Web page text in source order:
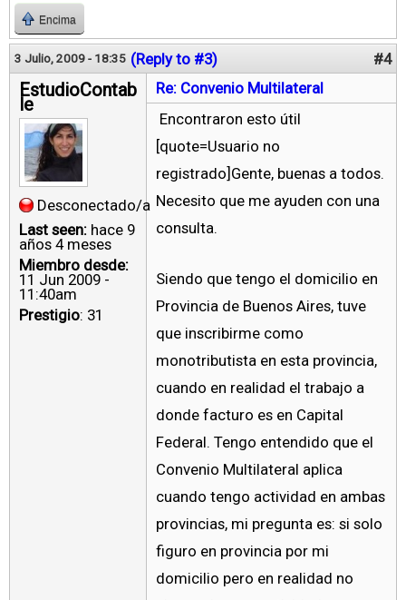
Encima
3 Julio, 2009 - 18:35 (Reply to #3) #4
EstudioContab
le
Desconectado/a
Last seen: hace 9
años 4 meses
Miembro desde:
11 Jun 2009 -
11:40am
Prestigio: 31
Re: Convenio Multilateral
Encontraron esto útil
[quote=Usuario no
registrado]Gente, buenas a todos.
Necesito que me ayuden con una
consulta.
Siendo que tengo el domicilio en
Provincia de Buenos Aires, tuve
que inscribirme como
monotributista en esta provincia,
cuando en realidad el trabajo a
donde facturo es en Capital
Federal. Tengo entendido que el
Convenio Multilateral aplica
cuando tengo actividad en ambas
provincias, mi pregunta es: si solo
figuro en provincia por mi
domicilio pero en realidad no